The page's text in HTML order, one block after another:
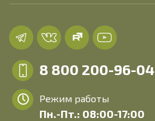
8 800 200-96-04
Режим работы
Пн.-Пт.: 08:00-17:00